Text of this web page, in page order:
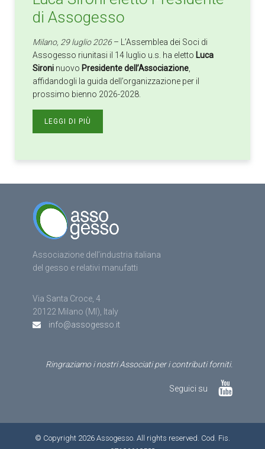
di Assogesso
Milano, 29 luglio 2026– L’Assemblea dei Soci di
Assogesso riunitasi il 14 luglio u.s. ha eletto Luca
Sironi nuovo Presidente dell’Associazione
affidandogli la guida dell’organizzazione per il
prossimo bienno 2026-2028.
LEGGI DI PIÙ
Associazione dell’industria italiana
del gesso e relativi manufatti
Via Santa Croce, 4
20122 Milano (MI), Italy
info@assogesso.it
Ringraziamo i nostri Associati per i contributi forniti.
Seguici su
© Copyright 2026 Assogesso. All rights reserved. Cod. Fis.